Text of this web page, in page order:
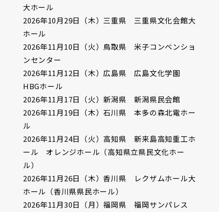
大ホール
2026年10月29日（木）三重県 三重県文化会館大
ホール
2026年11月10日（火）鳥取県 米子コンベンショ
ンセンター
2026年11月12日（木）広島県 広島文化学園
HBGホール
2026年11月17日（火）新潟県 新潟県民会館
2026年11月19日（木）石川県 本多の森北電ホー
ル
2026年11月24日（火）高知県 新来島高知重工ホ
ール オレンジホール（高知県立県民文化ホー
ル）
2026年11月26日（木）香川県 レクザムホール大
ホール（香川県県民ホール）
2026年11月30日（月）福岡県 福岡サンパレス